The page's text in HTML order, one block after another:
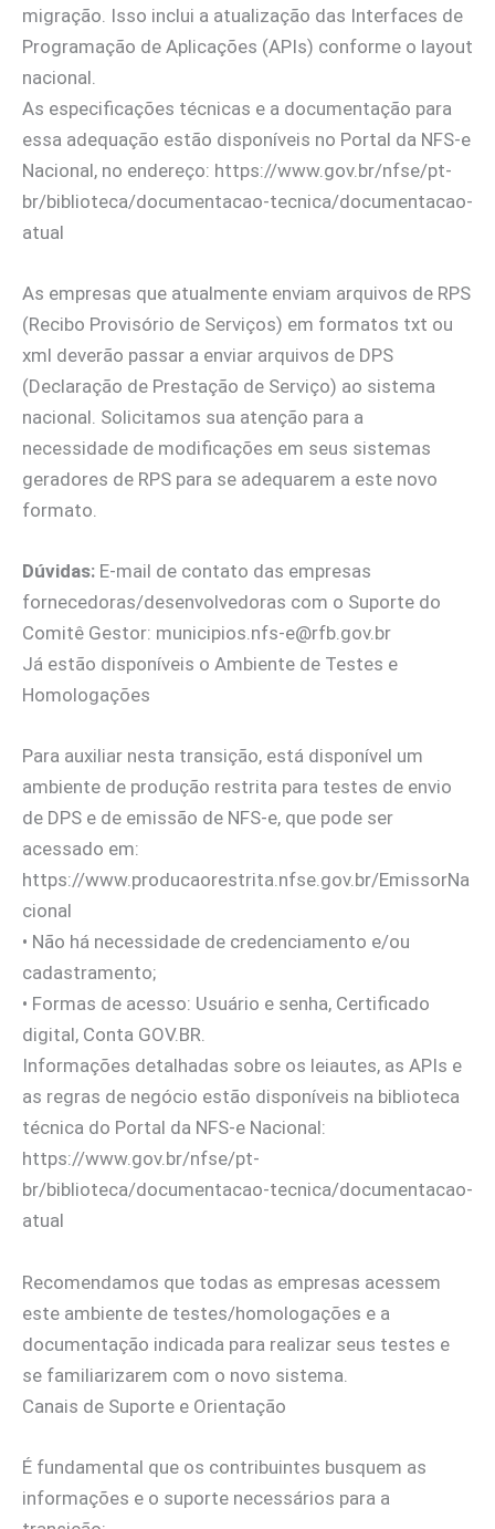
migração. Isso inclui a atualização das Interfaces de
Programação de Aplicações (APIs) conforme o layout
nacional.
As especificações técnicas e a documentação para
essa adequação estão disponíveis no Portal da NFS-e
Nacional, no endereço: https://www.gov.br/nfse/pt-
br/biblioteca/documentacao-tecnica/documentacao-
atual
As empresas que atualmente enviam arquivos de RPS
(Recibo Provisório de Serviços) em formatos txt ou
xml deverão passar a enviar arquivos de DPS
(Declaração de Prestação de Serviço) ao sistema
nacional. Solicitamos sua atenção para a
necessidade de modificações em seus sistemas
geradores de RPS para se adequarem a este novo
formato.
Dúvidas: E-mail de contato das empresas
fornecedoras/desenvolvedoras com o Suporte do
Comitê Gestor: municipios.nfs-e@rfb.gov.br
Já estão disponíveis o Ambiente de Testes e
Homologações
Para auxiliar nesta transição, está disponível um
ambiente de produção restrita para testes de envio
de DPS e de emissão de NFS-e, que pode ser
acessado em:
https://www.producaorestrita.nfse.gov.br/EmissorNa
cional
•⁠ ⁠Não há necessidade de credenciamento e/ou
cadastramento;
•⁠ ⁠Formas de acesso: Usuário e senha, Certificado
digital, Conta GOV.BR.
Informações detalhadas sobre os leiautes, as APIs e
as regras de negócio estão disponíveis na biblioteca
técnica do Portal da NFS-e Nacional:
https://www.gov.br/nfse/pt-
br/biblioteca/documentacao-tecnica/documentacao-
atual
Recomendamos que todas as empresas acessem
este ambiente de testes/homologações e a
documentação indicada para realizar seus testes e
se familiarizarem com o novo sistema.
Canais de Suporte e Orientação
É fundamental que os contribuintes busquem as
informações e o suporte necessários para a